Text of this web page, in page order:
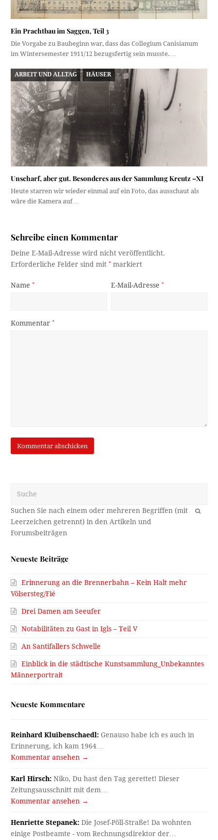
Ein Prachtbau im Saggen, Teil 3
Die Vorgabe zu Baubeginn war, dass das Collegium Canisianum
im Wintersemester 1911/12 bezugsfertig sein musste.…
ARBEIT UND ALLTAG HÄUSER
Unscharf, aber gut. Besonderes aus der Sammlung Kreutz –XI
Heute starren wir wieder einmal auf ein Foto, das ausschaut als
wäre die Kamera auf…
Schreibe einen Kommentar
Deine E-Mail-Adresse wird nicht veröffentlicht.
Erforderliche Felder sind mit* markiert
Name* E-Mail-Adresse*
Kommentar*
OK
Neueste Beiträge
Erinnerung an die Brennerbahn – Kein Halt mehr
Völsersteg/Fié
Drei Damen am Seeufer
Notabilitäten zu Gast in Igls – Teil V
An Santifallers Schwelle
Einblick in die städtische Kunstsammlung_Unbekanntes
Männerportrait
Neueste Kommentare
Reinhard Kluibenschaedl: Genauso habe ich es auch in
Erinnerung, ich kam 1964…
Kommentar ansehen →
Karl Hirsch: Niko, Du hast den Tag gerettet! Dieser
Zeitungsausschnitt mit dem…
Kommentar ansehen →
Henriette Stepanek: Die Josef-Pöll-Straße! Da wohnten
einige Postbeamte - vom Rechnungsdirektor der…